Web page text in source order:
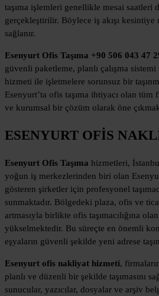
taşıma işlemleri genellikle mesai saatleri
gerçekleştirilir. Böylece iş akışı
sağlanır.
Esenyurt Ofis Taşıma +90 506 043 47
güvenli paketleme, planlı çalışma sistemi
hizmeti ile işletmelere sorunsuz bir
Esenyurt’ta ofis taşıma ihtiyacı olan
ve kurumsal bir çözüm olarak öne
ESENYURT OFİS
Esenyurt Ofis Taşıma hizmetleri,
yoğun iş merkezlerinden biri olan
gösteren şirketler için profesyonel
sunmaktadır. Bölgedeki plaza, ofis ve
artmasıyla birlikte ofis taşımacılığına
yükselmektedir. Bu süreçte en önemli
eşyaların güvenli şekilde yeni adrese
Esenyurt ofis nakliyat hizmeti,
planlı ve düzenli bir şekilde taşımasını
sunucular, yazıcılar, dosyalar ve arşiv